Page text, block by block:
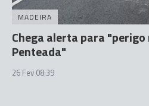
MADEIRA
Chega alerta para "perigo
Penteada"
26 Fev 08:39